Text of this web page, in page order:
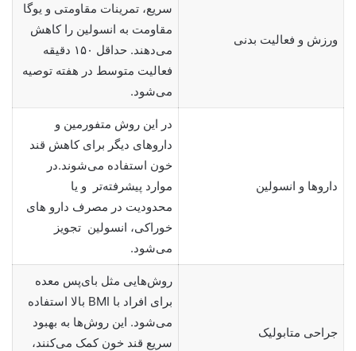
ورزش و فعالیت بدنی
سریع، تمرینات مقاومتی و یوگا
مقاومت به انسولین را کاهش
می‌دهند. حداقل ۱۵۰ دقیقه
فعالیت متوسط در هفته توصیه
می‌شود.
داروها و انسولین
در این روش متفورمین و
داروهای دیگر برای کاهش قند
خون استفاده می‌شوند.در
موارد پیشرفته‌تر و یا
محدودیت در مصرف دارو های
خوراکی، انسولین تجویز
می‌شود.
جراحی متابولیک
روش‌هایی مثل بای‌پس معده
برای افراد با BMI بالا استفاده
می‌شود. این روش‌ها به بهبود
سریع قند خون کمک می‌کنند،